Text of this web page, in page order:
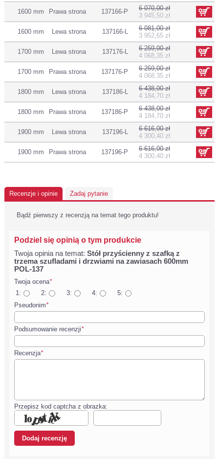
1600 mm Prawa strona 137166-P
6 070,00 zł
3 945,50 zł
1600 mm Lewa strona 137166-L
6 081,00 zł
3 952,65 zł
1700 mm Lewa strona 137176-L
6 259,00 zł
4 068,35 zł
1700 mm Prawa strona 137176-P
6 259,00 zł
4 068,35 zł
1800 mm Lewa strona 137186-L
6 438,00 zł
4 184,70 zł
1800 mm Prawa strona 137186-P
6 438,00 zł
4 184,70 zł
1900 mm Lewa strona 137196-L
6 616,00 zł
4 300,40 zł
1900 mm Prawa strona 137196-P
6 616,00 zł
4 300,40 zł
Recenzje i opinie Zadaj pytanie
Bądź pierwszy z recenzją na temat tego produktu!
Podziel się opinią o tym produkcie
Twoja opinia na temat: Stół przyścienny z szafką z
trzema szufladami i drzwiami na zawiasach 600mm
POL-137
Twoja ocena*
1:
2: 3: 4:
5:
Pseudonim*
Podsumowanie recenzji*
Recenzja*
Przepisz kod captcha z obrazka: